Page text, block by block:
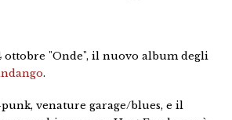
ottobre "Onde", il nuovo album degli
.
venature garage/blues, e il